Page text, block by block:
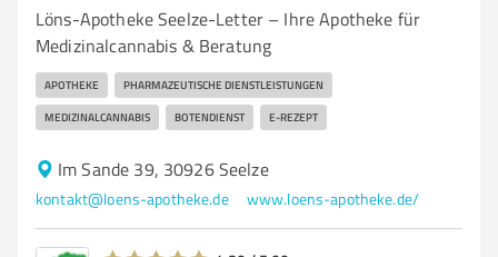
Löns-Apotheke Seelze-Letter – Ihre Apotheke für
Medizinalcannabis & Beratung
APOTHEKE PHARMAZEUTISCHE DIENSTLEISTUNGEN
MEDIZINALCANNABIS BOTENDIENST E-REZEPT
Im Sande 39, 30926 Seelze
kontakt@loens-apotheke.de www.loens-apotheke.de/